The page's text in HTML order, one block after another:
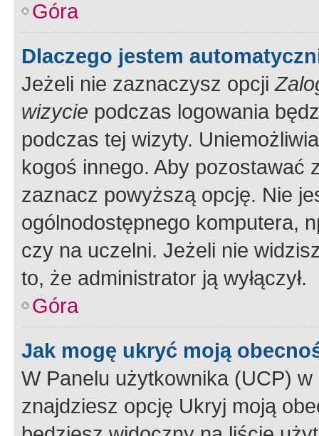
Góra
Dlaczego jestem
Jeżeli nie zaznaczysz opcji
wizycie podczas logowania
podczas tej wizyty.
kogoś innego. Aby pozostawać
zaznacz powyższą opcję. Nie
ogólnodostępnego komputera,
czy na uczelni. Jeżeli nie
to, że administrator ją wyłączył.
Góra
Jak mogę ukryć moją
W Panelu użytkownika (UCP) w
znajdziesz opcję Ukryj moją